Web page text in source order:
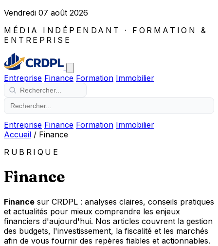
Vendredi 07 août 2026
MÉDIA INDÉPENDANT · FORMATION &
ENTREPRISE
Entreprise Finance Formation Immobilier
Entreprise Finance Formation Immobilier
Accueil / Finance
RUBRIQUE
Finance
Finance sur CRDPL : analyses claires, conseils pratiques
et actualités pour mieux comprendre les enjeux
financiers d'aujourd'hui. Nos articles couvrent la gestion
des budgets, l'investissement, la fiscalité et les marchés
afin de vous fournir des repères fiables et actionnables.